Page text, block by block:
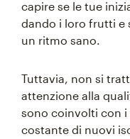
capire se le tue
dando i loro frutti e
un ritmo sano.
Tuttavia, non si
attenzione alla
sono coinvolti con
costante di nuovi